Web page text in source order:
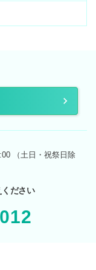
（土日・祝祭日除
ください